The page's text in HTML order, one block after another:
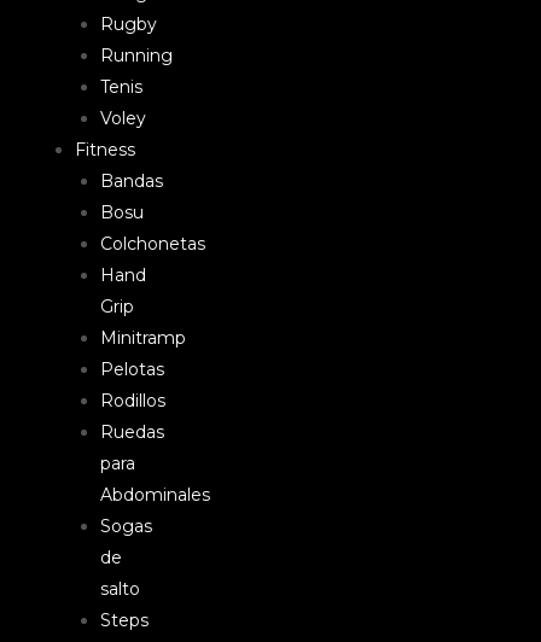
Rugby
Running
Tenis
Voley
Fitness
Bandas
Bosu
Colchonetas
Hand
Grip
Minitramp
Pelotas
Rodillos
Ruedas
para
Abdominales
Sogas
de
salto
Steps